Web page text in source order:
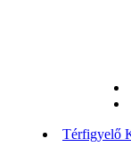
Térfigyelő